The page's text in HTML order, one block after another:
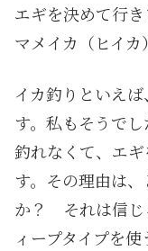
エギを決めて行
マメイカ（ヒイカ
イカ釣りといえ
す。私もそうで
釣れなくて、エ
す。その理由は
か？ それは信じ
ィープタイプを